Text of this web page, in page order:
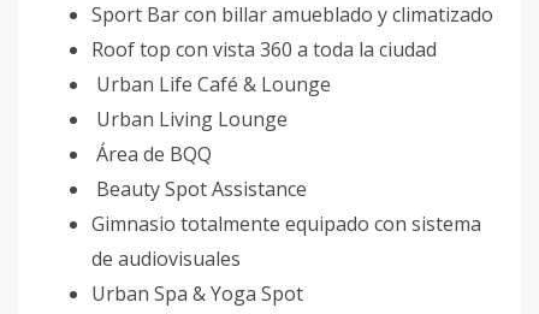
Sport Bar con billar amueblado y climatizado
Roof top con vista 360 a toda la ciudad
Urban Life Café & Lounge
Urban Living Lounge
Área de BQQ
Beauty Spot Assistance
Gimnasio totalmente equipado con sistema
de audiovisuales
Urban Spa & Yoga Spot